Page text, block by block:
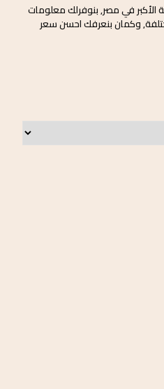
الأكبر في مصر, بنوفرلك معلومات
وكمان بنعرفك احسن سعر